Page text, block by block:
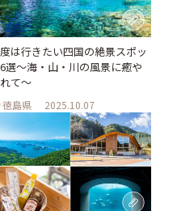
は行きたい四国の絶景スポッ
6選〜海・山・川の風景に癒や
て〜
徳島県 2025.10.07